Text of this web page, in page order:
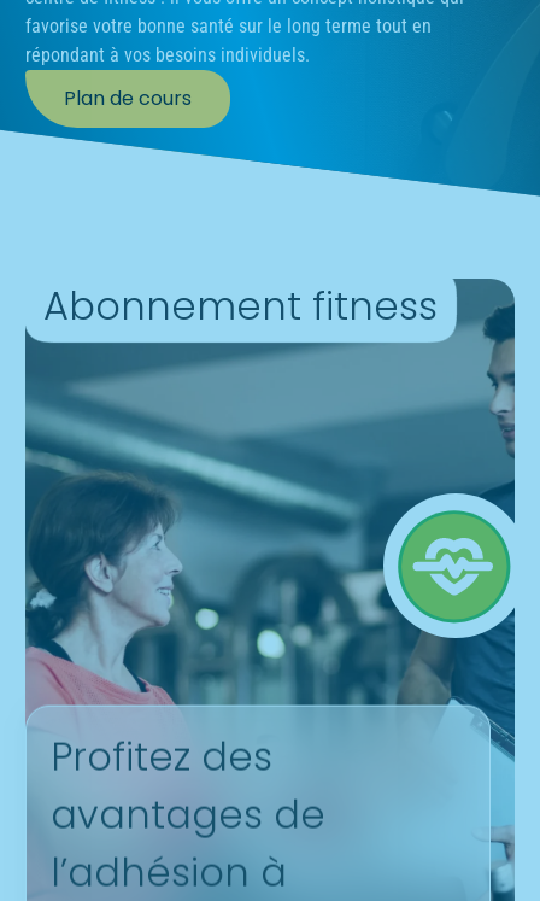
favorise votre bonne santé sur le long terme tout en
répondant à vos besoins individuels.
Plan de cours
Abonnement fitness
Profitez des
avantages de
l’adhésion à